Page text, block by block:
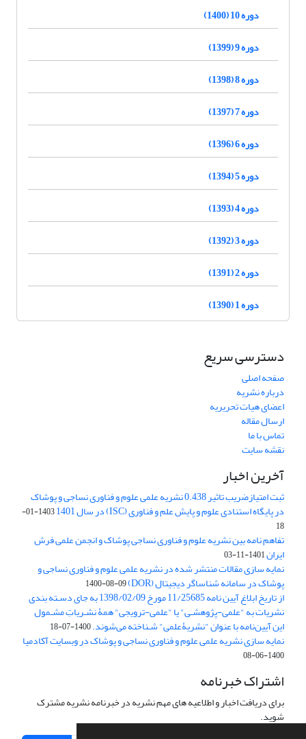
دوره 10 (1400)
دوره 9 (1399)
دوره 8 (1398)
دوره 7 (1397)
دوره 6 (1396)
دوره 5 (1394)
دوره 4 (1393)
دوره 3 (1392)
دوره 2 (1391)
دوره 1 (1390)
دسترسی سریع
صفحه اصلی
درباره نشریه
اعضای هیات تحریریه
ارسال مقاله
تماس با ما
نقشه سایت
آخرین اخبار
ثبت امتیازضریب تاثیر 0.438 نشریه علمی علوم و فناوری نساجی و پوشاک
در پایگاه استنادی علوم و پایش علم و فناوری (ISC) در سال 1401
1403-01-
18
تفاهم نامه بین نشریه علوم و فناوری نساجی پوشاک و انجمن علمی فرش
ایران1401-11-03
نمایه سازی مقالات منتشر شده در نشریه علمی علوم و فناوری نساجی و
پوشاک در سامانه شناساگر دیجیتال (DOR) 1400-08-09
از تاریخ ابلاغ آیین نامه 11/25685 مورخ 1398/02/09 به جای دسـته بندی
نشریات به "علمی-پژوهشـی" یا "علمی-ترویجی" همۀ نشـریاتِ مشـمول
این آیین‌نامه با عنوان "نشریۀعلمی" شـناخته می‌شوند.1400-07-18
نمایه سازی نشریه علمی علوم و فناوری نساجی و پوشاک در وبسایت آکادمیا
1400-06-08
اشتراک خبرنامه
برای دریافت اخبار و اطلاعیه های مهم نشریه در خبرنامه نشریه مشترک
شوید.